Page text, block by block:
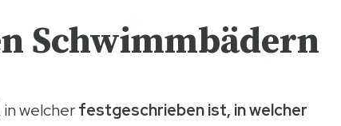
Schwimmbädern
in welcherfestgeschrieben ist, in welcher